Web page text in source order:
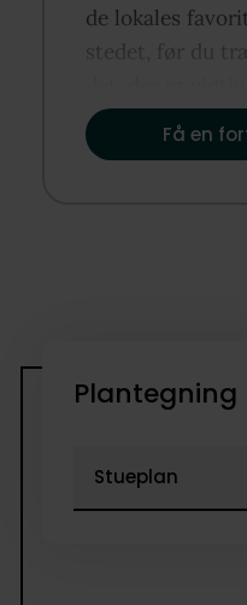
afstand til skole,
stisystemer.
de lokales
stedet, før du
Få en
Plantegning